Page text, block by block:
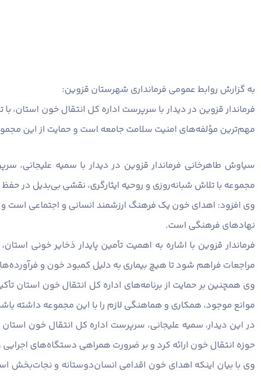
به گزارش روابط عمومی فرمانداری شهرستان قزوین:
فرماندار قزوین در دیدار با سرپرست اداره کل انتقال خون
مهم‌ترین مؤلفه‌های امنیت سلامت جامعه است و حمایت از این
سیاوش طاهرخانی فرماندار قزوین در دیدار با سمیه علیجانی،
مجموعه با تلاش شبانه‌روزی و روحیه ایثارگری، نقشی بی‌بدیل در حفظ
وی افزود: اهدای خون یک فرهنگ ارزشمند انسانی و اجتماعی است
نهادهای فرهنگی است.
فرماندار قزوین با اشاره به اهمیت تأمین پایدار ذخایر خونی
مراجعات فراهم شود تا هیچ بیماری به دلیل کمبود خون و
وی همچنین بر حمایت از برنامه‌های اداره کل انتقال خون استان
موانع موجود، همکاری و هماهنگی لازم را با این مجموعه داشته
در این دیدار، سمیه علیجانی، سرپرست اداره کل انتقال خون
حوزه انتقال خون ارائه کرد و بر ضرورت همراهی دستگاه‌های
وی با بیان اینکه اهدای خون اقدامی انسان‌دوستانه و نجات‌بخش